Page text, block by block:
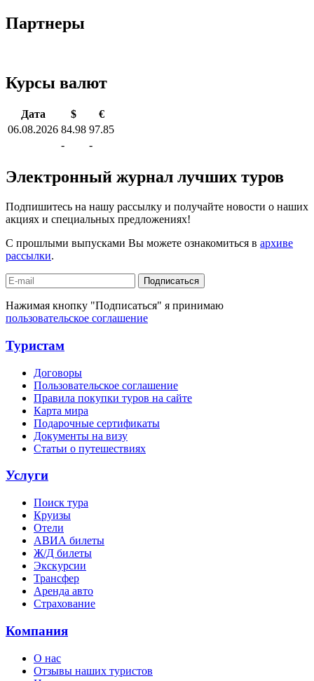
Партнеры
Курсы валют
Дата $
€
06.08.2026 84.98 97.85
-
-
Электронный журнал лучших туров
Подпишитесь на нашу рассылку и получайте новости о наших
акциях и специальных предложениях!
С прошлыми выпусками Вы можете ознакомиться в архиве
рассылки.
Подписаться
Нажимая кнопку "Подписаться" я принимаю
пользовательское соглашение
Туристам
Договоры
Пользовательское соглашение
Правила покупки туров на сайте
Карта мира
Подарочные сертификаты
Документы на визу
Статьи о путешествиях
Услуги
Поиск тура
Круизы
Отели
АВИА билеты
Ж/Д билеты
Экскурсии
Трансфер
Аренда авто
Страхование
Компания
О нас
Отзывы наших туристов